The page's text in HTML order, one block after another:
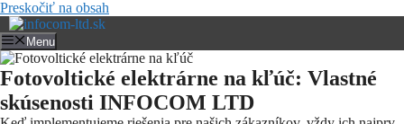
Preskočiť na obsah
Menu
Fotovoltické elektrárne na kľúč: Vlastné
skúsenosti INFOCOM LTD